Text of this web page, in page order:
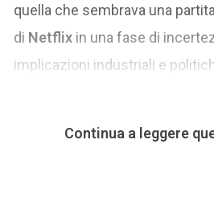
quella che sembrava una
di Netflix in una fase di
implicazioni industriali e
Continua a leggere